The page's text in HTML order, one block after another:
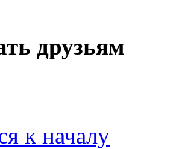
друзьям
к началу